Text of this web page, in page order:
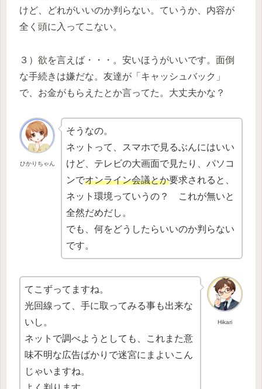
けど、どれがいいのか判らない。ていうか、内容が
全く頭に入ってこない。
３）欲を言えば・・・。安いほうがいいです。面倒
な手続きは嫌だな。友達が「キャッシュバック」
で、お金がもらえたとか言ってた。大丈夫かな？
ひかりちゃん
そうなの。
ネットって、スマホで見るぶんにはいい
けど、テレビの大画面で見たり、パソコ
ンでオンライン会議とか要求されると、
ネット環境っていうの？ これが無いと
全然だめだし。
でも、何をどうしたらいいのか判らない
です。
Hikari
てこずってますね。
光回線って、手に取ってみる事も出来な
いし。
ネットで調べようとしても、これまた意
味不明な広告ばかりで迷宮にまよいこん
じゃいますね。